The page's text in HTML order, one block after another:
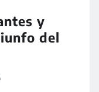
y
del